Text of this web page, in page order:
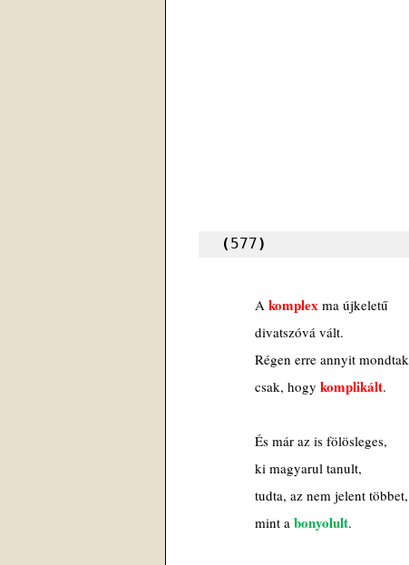
( 577)
A komplex ma újkeletű
divatszóvá vált.
Régen erre annyit mondtak
csak, hogy komplikált.
És már az is fölösleges,
ki magyarul tanult,
tudta, az nem jelent többet,
mint a bonyolult.